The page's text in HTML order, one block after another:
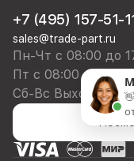
+7 (495) 157-51-
sales@trade-part.ru
Пн-Чт с 08:00 до
Пт с 08:00 до 16:00
Сб-Вс Выходной